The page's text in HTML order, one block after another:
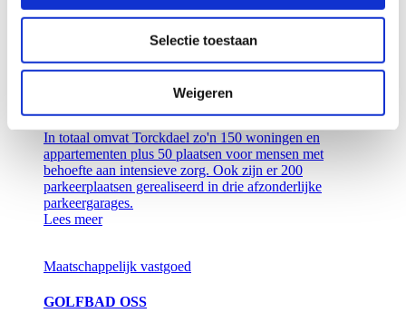
Selectie toestaan
Weigeren
Lees meer
Wonen Maatschappelijk vastgoed Zorg
TORCKDAEL WAGENINGEN
In totaal omvat Torckdael zo'n 150 woningen en
appartementen plus 50 plaatsen voor mensen met
behoefte aan intensieve zorg. Ook zijn er 200
parkeerplaatsen gerealiseerd in drie afzonderlijke
parkeergarages.
Lees meer
Maatschappelijk vastgoed
GOLFBAD OSS